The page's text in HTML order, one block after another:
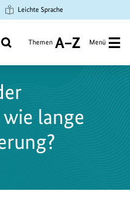
Leichte Sprache
Themen
A
Z
Menü
lange